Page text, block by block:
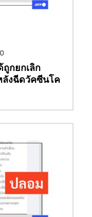
ถูกยกเลิก
ลังฉีดวัคซีนโค